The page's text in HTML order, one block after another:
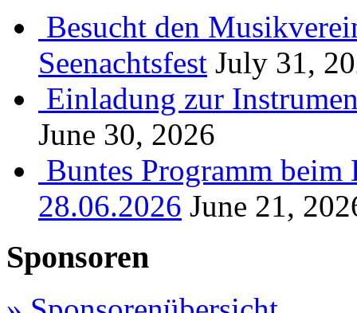
Besucht den
Seenachtsfest July 31,
Einladung zur
June 30, 2026
Buntes Programm
28.06.2026 June 21,
Sponsoren